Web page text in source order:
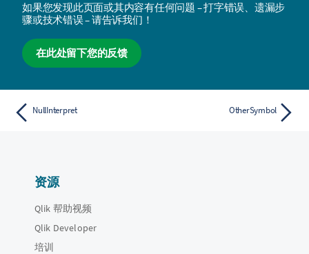
如果您发现此页面或其内容有任何问题 – 打字错误、遗漏步
骤或技术错误 – 请告诉我们！
在此处留下您的反馈
NullInterpret OtherSymbol
资源
Qlik 帮助视频
Qlik Developer
培训